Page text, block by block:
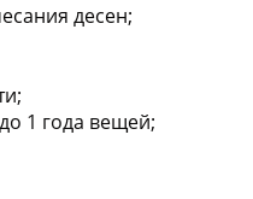
десен;
1 года вещей;